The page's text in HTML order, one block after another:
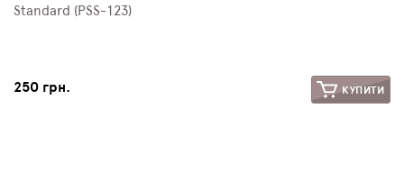
Standard (PSS-123)
250 грн. КУПИТИ